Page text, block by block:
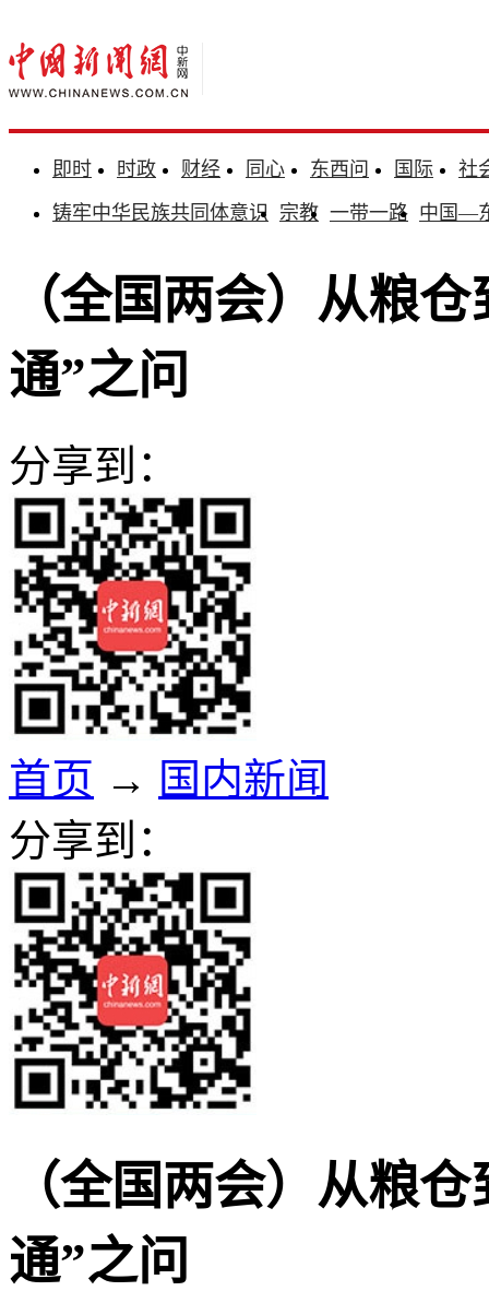
即时 时政 财经 同心 东西问 国际
社
铸牢中华民族共同体意识 宗教 一带一路 中国—
（全国两会）从粮
通”之问
分享到：
首页 → 国内新闻
分享到：
（全国两会）从粮
通”之问